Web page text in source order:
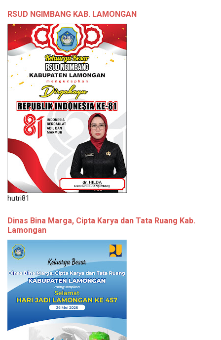
RSUD NGIMBANG KAB. LAMONGAN
hutri81
Dinas Bina Marga, Cipta Karya dan Tata Ruang Kab.
Lamongan